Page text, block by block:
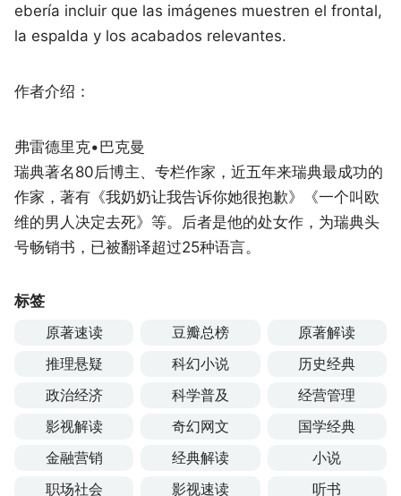
ebería incluir que las imágenes muestren el frontal,
la espalda y los acabados relevantes.
作者介绍：
弗雷德里克•巴克曼
瑞典著名80后博主、专栏作家，近五年来瑞典最成功的
作家，著有《我奶奶让我告诉你她很抱歉》《一个叫欧
维的男人决定去死》等。后者是他的处女作，为瑞典头
号畅销书，已被翻译超过25种语言。
标签
原著速读 豆瓣总榜
原著解读
推理悬疑
科幻小说
历史经典
政治经济
科学普及
经营管理
影视解读
奇幻网文
国学经典
金融营销
经典解读
小说
职场社会
影视速读 听书